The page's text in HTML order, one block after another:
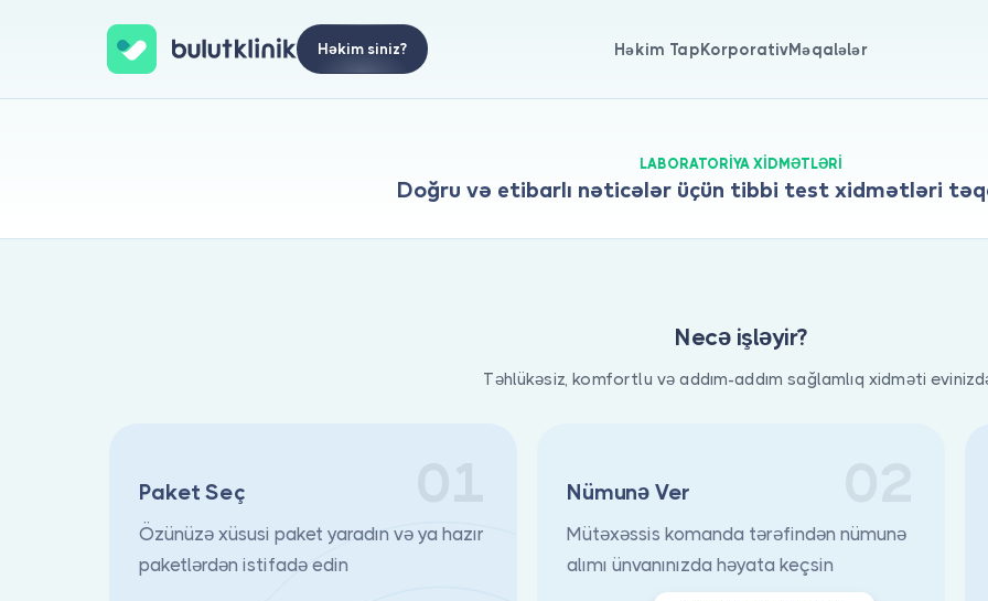
Həkim siniz? Həkim TapKorporativMəqalələr
LABORATORIYA XIDMƏTLƏRI
Doğru və etibarlı nəticələr üçün tibbi test xidmətləri
Necə işləyir?
Təhlükəsiz, komfortlu və addım-addım sağlamlıq xidməti
Paket Seç
Özünüzə xüsusi paket yaradın və ya hazır
paketlərdən istifadə edin
Nümunə Ver
Mütəxəssis komanda tərəfindən nümunə
alımı ünvanınızda həyata keçsin